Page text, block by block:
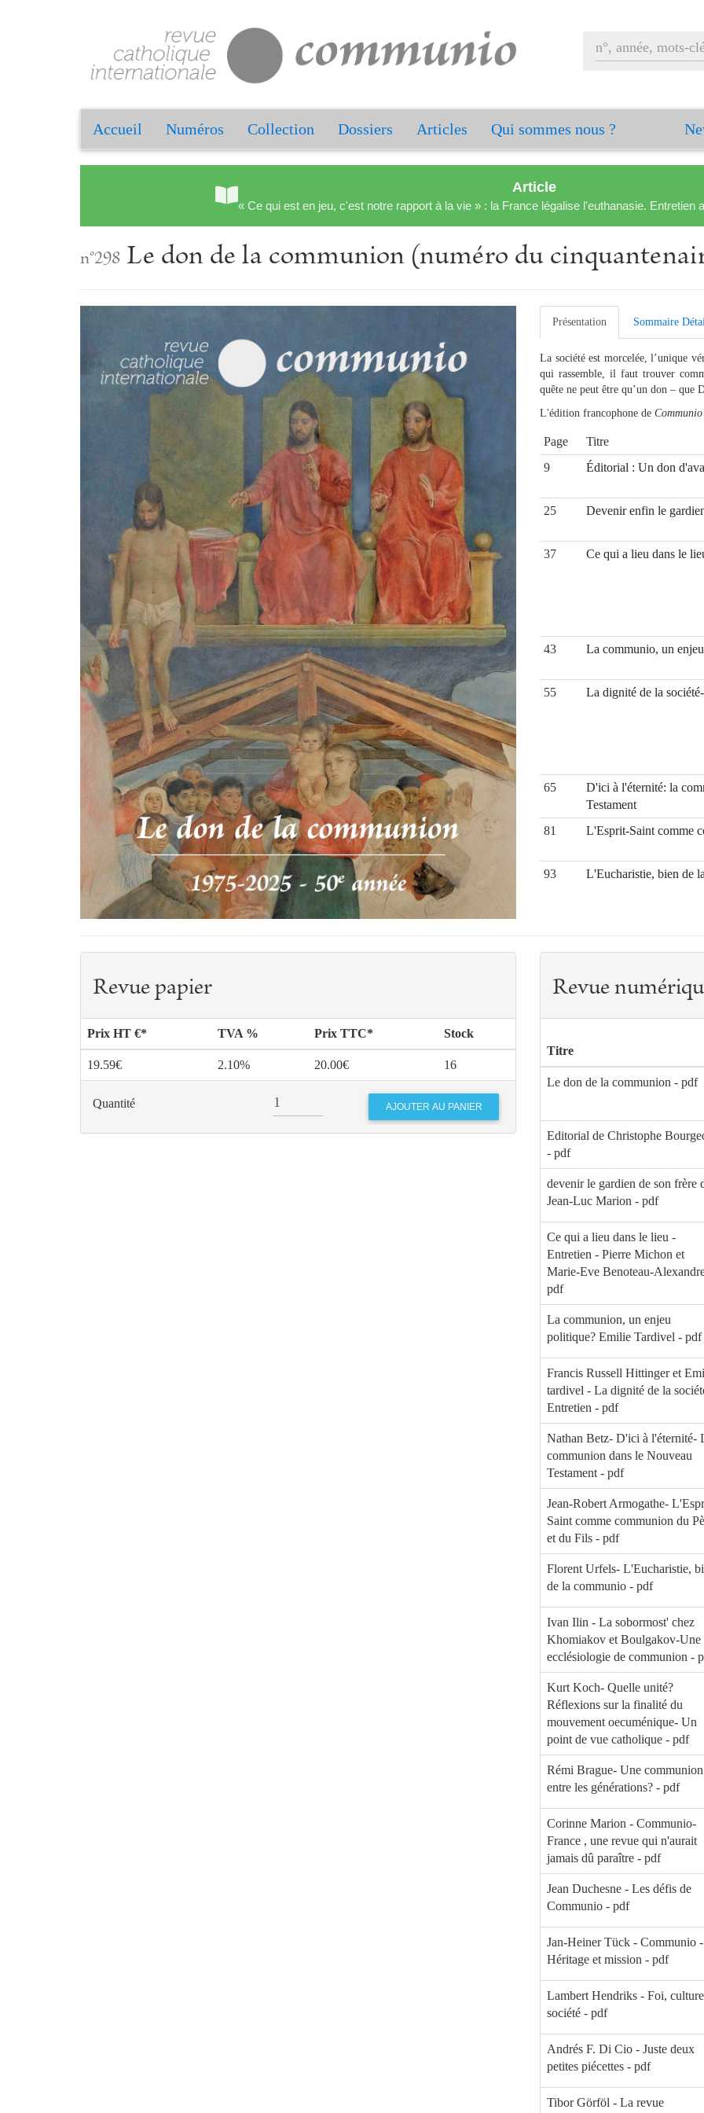
Accueil Numéros Collection Dossiers Articles Qui sommes nous ?
Article
« Ce qui est en jeu, c'est notre rapport à la vie » : la France légalise l'euthanasie. Entretien
n°298 Le don de la communion (numéro du
Présentation Sommaire
La société est morcelée, l’unique
qui rassemble, il faut trouver
quête ne peut être qu’un don – que
L'édition francophone de Communio
Page Titre
9
Éditorial : Un don
25
Devenir enfin le
37
Ce qui a lieu dans le
43
La communio, un
55
La dignité de la
65
D'ici à l'éternité: la
Testament
81 L'Esprit-Saint comme
93
L'Eucharistie, bien de
oecuménique : un
Une communion entre
163
Communio France,
paraître
167
Les défis de Communio
179
Communio – Héritage
191
Foi,culture et société
195
Juste deux petites
199
La revue Communio
Revue papier
Prix HT €* TVA % Prix TTC* Stock
19.59€ 2.10% 20.00€ 16
Quantité
Revue
Titre
Le don de la communion - pdf
Editorial de Christophe
- pdf
devenir le gardien de son frère
Jean-Luc Marion - pdf
Ce qui a lieu dans le lieu -
Entretien - Pierre Michon et
Marie-Eve Benoteau-
pdf
La communion, un enjeu
politique? Emilie Tardivel - pdf
Francis Russell Hittinger et
tardivel - La dignité de la
Entretien - pdf
Nathan Betz- D'ici à l'éternité-
communion dans le Nouveau
Testament - pdf
Jean-Robert Armogathe-
Saint comme communion du
et du Fils - pdf
Florent Urfels- L'Eucharistie,
de la communio - pdf
Ivan Ilin - La sobormost' chez
Khomiakov et Boulgakov-Une
ecclésiologie de communion -
Kurt Koch- Quelle unité?
Réflexions sur la finalité du
mouvement oecuménique- Un
point de vue catholique - pdf
Rémi Brague- Une communion
entre les générations? - pdf
Corinne Marion - Communio-
France , une revue qui n'aurait
jamais dû paraître - pdf
Jean Duchesne - Les défis de
Communio - pdf
Jan-Heiner Tück - Communio -
Héritage et mission - pdf
Lambert Hendriks - Foi,
société - pdf
Andrés F. Di Cio - Juste deux
petites piécettes - pdf
Tibor Görföl - La revue